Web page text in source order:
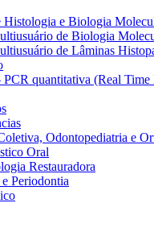
Histologia e Biologia
de Biologia
de Lâminas
quantitativa (Real Time
Odontopediatria e
Oral
Restauradora
e Periodontia